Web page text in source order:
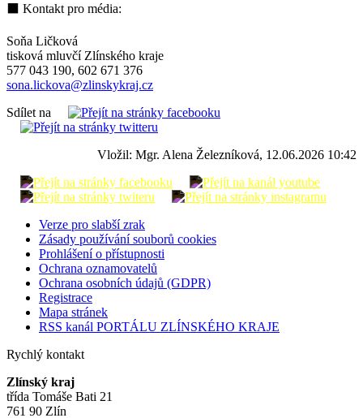
⬛ Kontakt pro média:
Soňa Ličková
tisková mluvčí Zlínského kraje
577 043 190, 602 671 376
sona.lickova@zlinskykraj.cz
Sdílet na
Vložil: Mgr. Alena Železníková, 12.06.2026 10:42
Verze pro slabší zrak
Zásady používání souborů cookies
Prohlášení o přístupnosti
Ochrana oznamovatelů
Ochrana osobních údajů (GDPR)
Registrace
Mapa stránek
RSS kanál PORTÁLU ZLÍNSKÉHO KRAJE
Rychlý kontakt
Zlínský kraj
třída Tomáše Bati 21
761 90 Zlín